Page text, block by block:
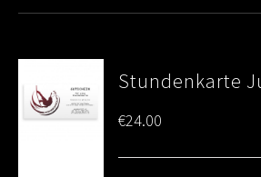
Stundenkarte
€24.00